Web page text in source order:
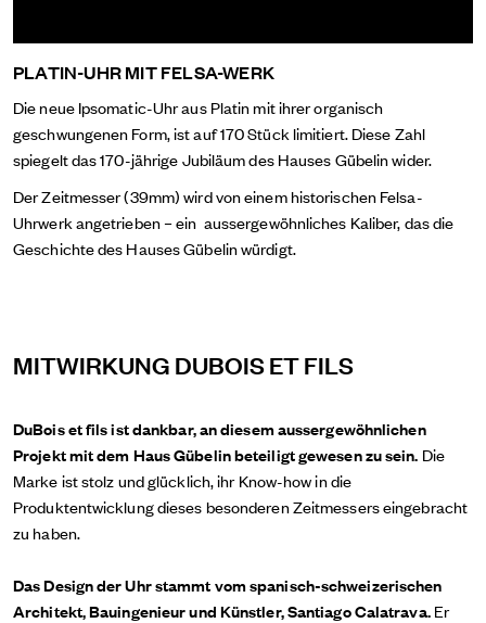
PLATIN-UHR MIT FELSA-WERK
Die neue Ipsomatic-Uhr aus Platin mit ihrer organisch
geschwungenen Form, ist auf 170 Stück limitiert. Diese Zahl
spiegelt das 170-jährige Jubiläum des Hauses Gübelin wider.
Der Zeitmesser (39mm) wird von einem historischen Felsa-
Uhrwerk angetrieben – ein aussergewöhnliches Kaliber, das die
Geschichte des Hauses Gübelin würdigt.
MITWIRKUNG DUBOIS ET FILS
DuBois et fils ist dankbar, an diesem aussergewöhnlichen
Projekt mit dem Haus Gübelin beteiligt gewesen zu sein. Die
Marke ist stolz und glücklich, ihr Know-how in die
Produktentwicklung dieses besonderen Zeitmessers eingebracht
zu haben.
Das Design der Uhr stammt vom spanisch-schweizerischen
Architekt, Bauingenieur und Künstler, Santiago Calatrava.Er